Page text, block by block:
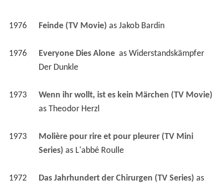
1976 Feinde (TV Movie) as Jakob Bardin
1976 Everyone Dies Alone as Widerstandskämpfer
Der Dunkle
1973
Wenn ihr wollt, ist es kein Märchen (TV Movie)
as Theodor Herzl
1973
Molière pour rire et pour pleurer (TV Mini
Series) as L'abbé Roulle
1972 Das Jahrhundert der Chirurgen (TV Series)
as